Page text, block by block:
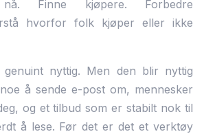
Finne kjøpere. Forbedre
hvorfor folk kjøper eller ikke
nyttig. Men den blir nyttig
å sende e-post om, mennesker
og et tilbud som er stabilt nok til
å lese. Før det er det et verktøy